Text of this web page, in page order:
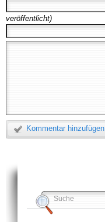
veröffentlicht)
Kommentar hinzufügen